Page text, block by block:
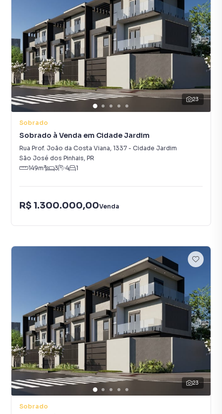
23
Sobrado
Sobrado à Venda em Cidade Jardim
Rua Prof. João da Costa Viana, 1337 - Cidade Jardim
São José dos Pinhais, PR
149m² 3 4 1
R$ 1.300.000,00Venda
23
Sobrado